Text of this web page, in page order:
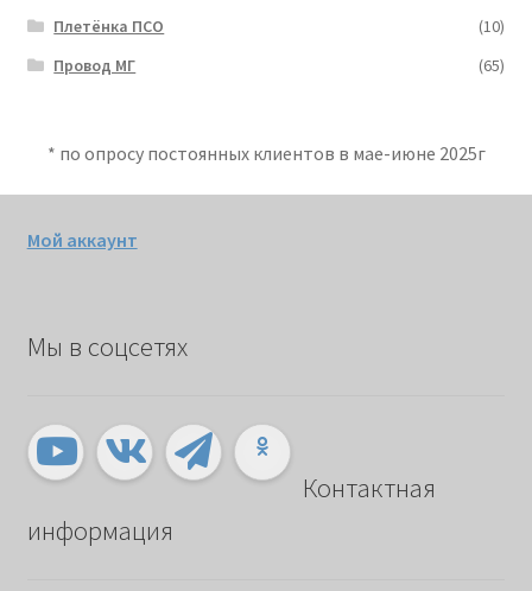
Плетёнка ПСО
(10)
Провод МГ
(65)
* по опросу постоянных клиентов в мае-июне 2025г
Мой аккаунт
Мы в соцсетях
Контактная
информация